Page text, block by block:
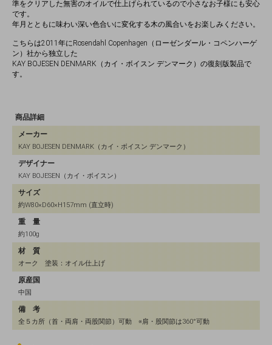
準をクリアした無害のオイルで仕上げられているので小さなお子様にも安心
です。
年月とともに味わい深い色合いに変化する木の風合いをお楽しみください。
こちらは2011年にRosendahl Copenhagen（ローゼンダール・コペンハーゲ
ン）社から独立した
KAY BOJESEN DENMARK（カイ・ボイスン デンマーク）の復刻版製品で
す。
商品詳細
メーカー
KAY BOJESEN DENMARK（カイ・ボイスン デンマーク）
デザイナー
KAY BOJESEN（カイ・ボイスン）
サイズ
約W80×D60×H157mm (直立時)
重 量
約100g
材 質
オーク 塗装：オイル仕上げ
原産国
中国
備 考
全５カ所（首・両肩・両股関節）可動 ※肩・股関節は360°可動